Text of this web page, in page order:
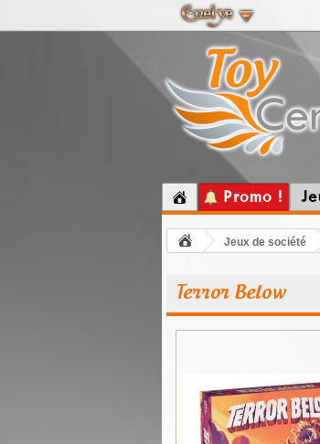
Promo !
Jeux de société
Terror Below